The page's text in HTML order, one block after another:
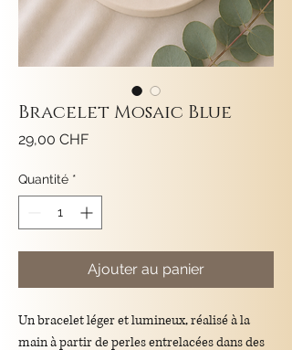
Bracelet Mosaic Blue
29,00 CHFPrix
Quantité *
Ajouter au panier
Un bracelet léger et lumineux, réalisé à la
main à partir de perles entrelacées dans des